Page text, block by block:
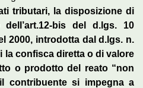
tributari, la disposizione di
bis del d.lgs. 10
2000, introdotta dal d.lgs. n.
la confisca diretta o di valore
o prodotto del reato “non
contribuente si impegna a